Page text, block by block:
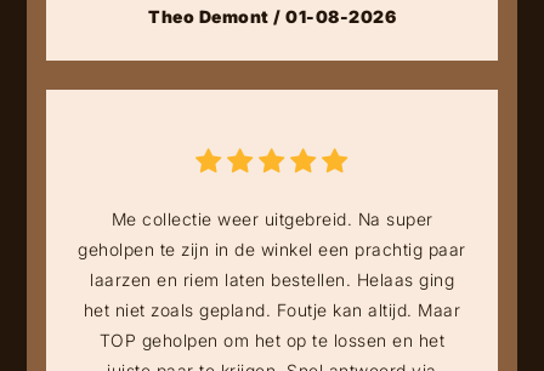
Theo Demont / 01-08-2026
Me collectie weer uitgebreid. Na super
geholpen te zijn in de winkel een prachtig paar
laarzen en riem laten bestellen. Helaas ging
het niet zoals gepland. Foutje kan altijd. Maar
TOP geholpen om het op te lossen en het